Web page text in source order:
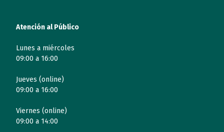
Atención al Público
Lunes a miércoles
09:00 a 16:00
Jueves (online)
09:00 a 16:00
Viernes (online)
09:00 a 14:00